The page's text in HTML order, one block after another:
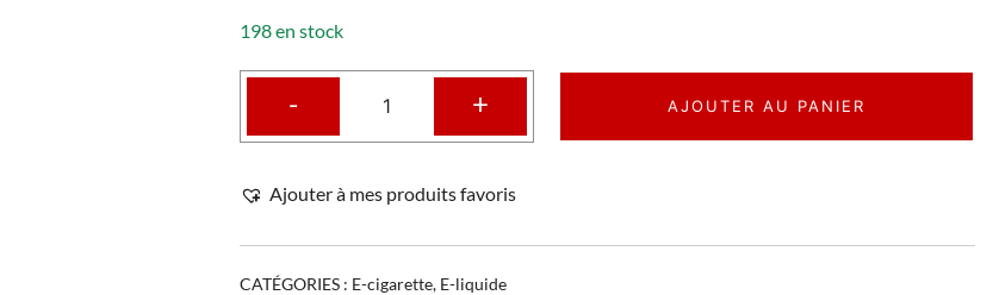
198 en stock
- + AJOUTER AU PANIER
Ajouter à mes produits favoris
CATÉGORIES : E-cigarette, E-liquide